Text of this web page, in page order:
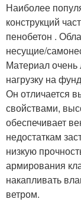
Наиболее
конструкций
пенобетон .
несущие/
Материал очень
нагрузку на
Он отличается
свойствами,
обеспечивает
недостаткам
низкую
армирования
накапливать
ветром.